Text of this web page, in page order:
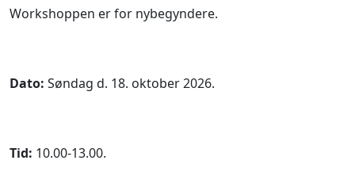
Workshoppen er for nybegyndere.
Dato: Søndag d. 18. oktober 2026.
Tid: 10.00-13.00.